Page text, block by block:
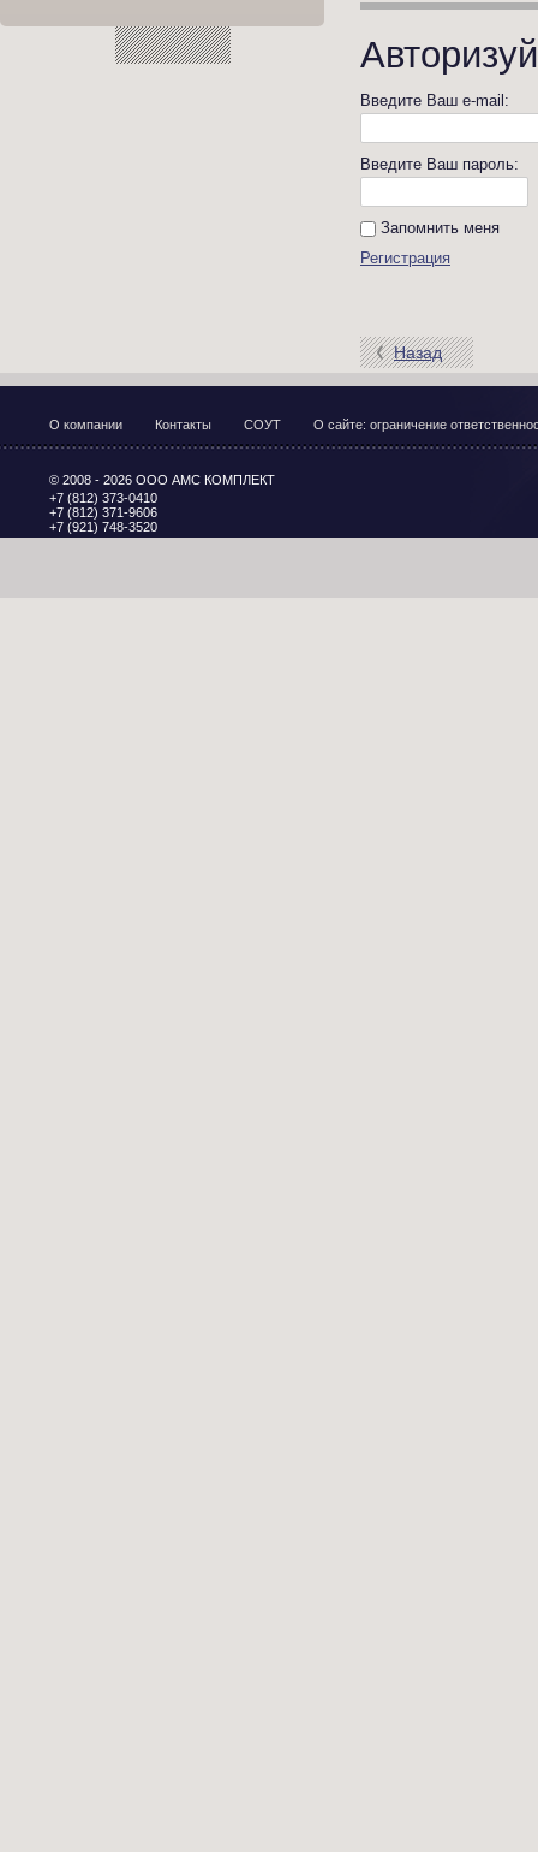
Введите Ваш e-mail:
Введите Ваш пароль:
Запомнить меня
Регистрация
Назад
О компании Контакты СОУТ О сайте: ограничение
+7 (812) 373-0410
+7 (812) 371-9606
+7 (921) 748-3520
© 2008 - 2026 ООО АМС КОМПЛЕКТ